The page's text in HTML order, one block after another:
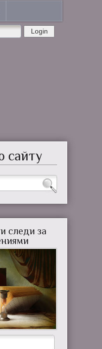
Login
сайту
следи за